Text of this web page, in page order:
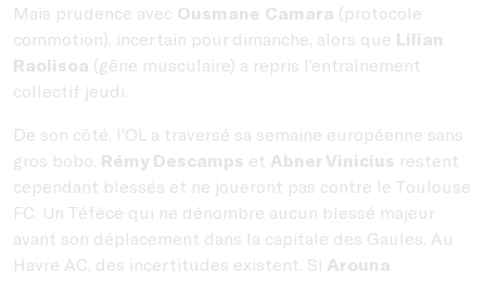
Mais prudence avec Ousmane Camara (protocole
commotion), incertain pour dimanche, alors que Lilian
Raolisoa (gêne musculaire) a repris l’entraînement
collectif jeudi.
De son côté, l’OL a traversé sa semaine européenne sans
gros bobo. Rémy Descamps et Abner Vinicius restent
cependant blessés et ne joueront pas contre le Toulouse
FC. Un Téfécé qui ne dénombre aucun blessé majeur
avant son déplacement dans la capitale des Gaules. Au
Havre AC, des incertitudes existent. Si Arouna